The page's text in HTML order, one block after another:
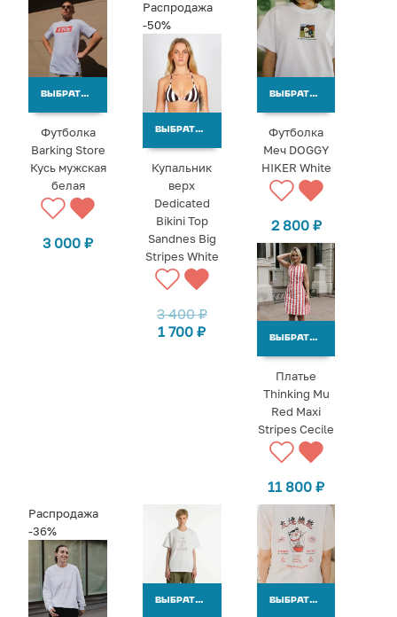
ВЫБРАТЬ ВАРИАНТЫ
Футболка
Barking Store
Кусь мужская
белая
3 000₽
Распродажа
-50%
ВЫБРАТЬ ВАРИАНТЫ
Купальник
верх
Dedicated
Bikini Top
Sandnes Big
Stripes White
3 400₽
1 700₽
ВЫБРАТЬ ВАРИАНТЫ
Футболка
Меч DOGGY
HIKER White
2 800 ₽
ВЫБРАТЬ ВАРИАНТЫ
Платье
Thinking Mu
Red Maxi
Stripes Cecile
11 800₽
Распродажа
-36%
ВЫБРАТЬ ВАРИАНТЫ ВЫБРАТЬ ВАРИАНТЫ